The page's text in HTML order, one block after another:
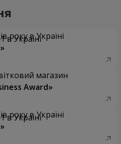
року в Україні
магазин
Award»
року в Україні